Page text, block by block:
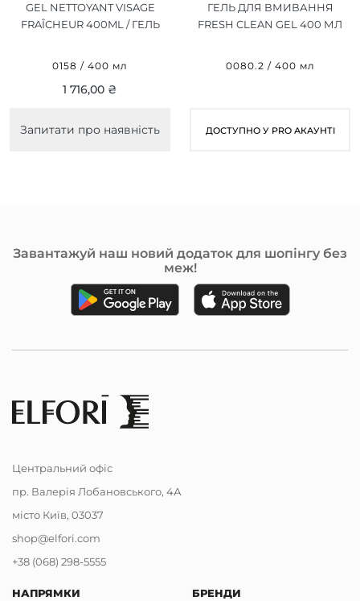
GEL NETTOYANT VISAGE
FRAÎCHEUR 400ML / ГЕЛЬ
0158 / 400 мл
1 716,00 ₴
Запитати про наявність
ГЕЛЬ ДЛЯ ВМИВАННЯ
FRESH CLEAN GEL 400 МЛ
0080.2 / 400 мл
ДОСТУПНО У PRO АКАУНТІ
Завантажуй наш новий додаток для шопінгу без
меж!
Центральний офіс
пр. Валерія Лобановського, 4А
місто Київ, 03037
shop@elfori.com
+38 (068) 298-5555
НАПРЯМКИ
БРЕНДИ